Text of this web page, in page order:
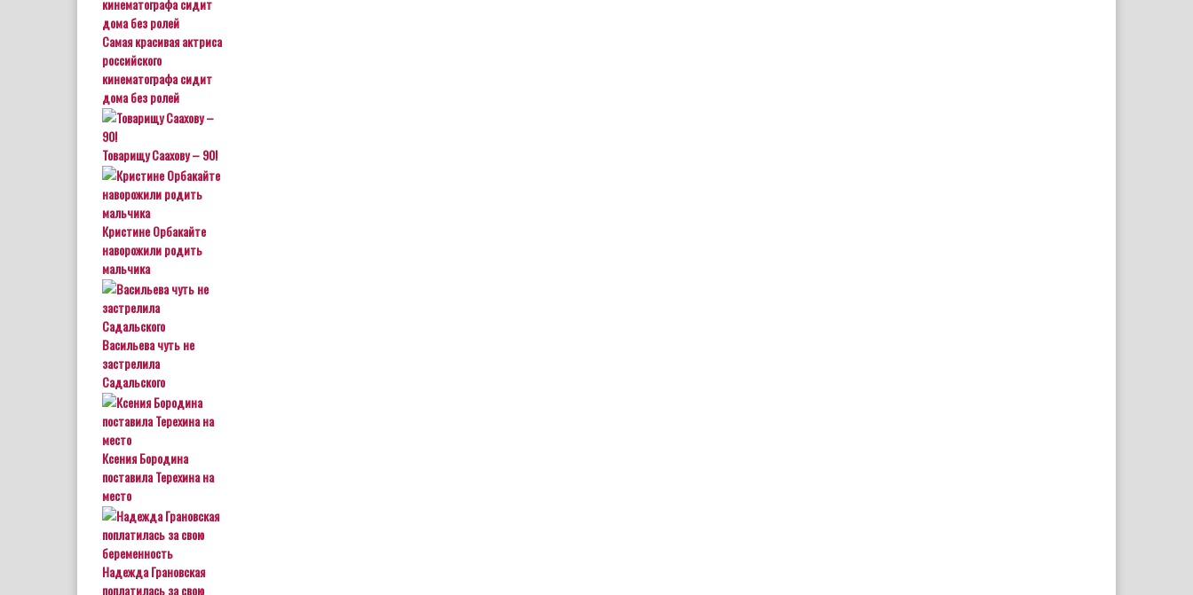
Самая красивая актриса
российского
кинематографа сидит
дома без ролей
Товарищу Саахову – 90!
Кристине Орбакайте
наворожили родить
мальчика
Васильева чуть не
застрелила
Садальского
Ксения Бородина
поставила Терехина на
место
Надежда Грановская
поплатилась за свою